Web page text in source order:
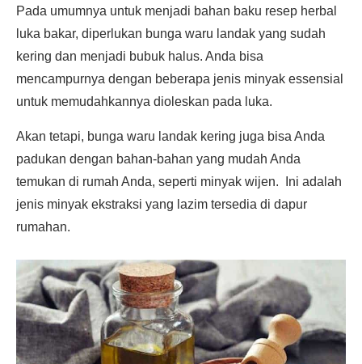
Pada umumnya untuk menjadi bahan baku resep herbal
luka bakar, diperlukan bunga waru landak yang sudah
kering dan menjadi bubuk halus. Anda bisa
mencampurnya dengan beberapa jenis minyak essensial
untuk memudahkannya dioleskan pada luka.
Akan tetapi, bunga waru landak kering juga bisa Anda
padukan dengan bahan-bahan yang mudah Anda
temukan di rumah Anda, seperti minyak wijen. Ini adalah
jenis minyak ekstraksi yang lazim tersedia di dapur
rumahan.